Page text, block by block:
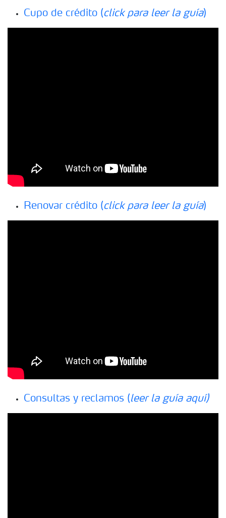
Cupo de crédito (click para leer la guía)
Renovar crédito (click para leer la guía)
Consultas y reclamos (leer la guía aquí)